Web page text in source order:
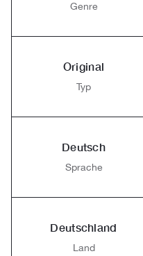
Genre
Original
Typ
Deutsch
Sprache
Deutschland
Land